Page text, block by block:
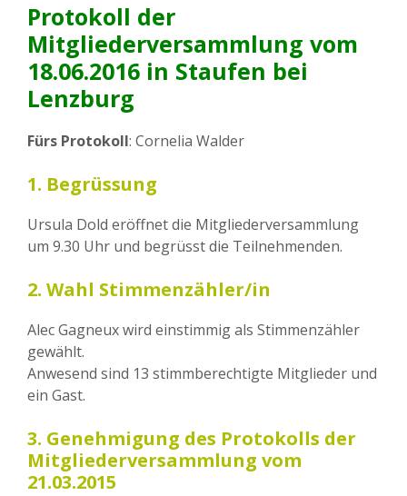
Protokoll der
Mitgliederversammlung vom
18.06.2016 in Staufen bei
Lenzburg
Fürs Protokoll: Cornelia Walder
1. Begrüssung
Ursula Dold eröffnet die Mitgliederversammlung
um 9.30 Uhr und begrüsst die Teilnehmenden.
2. Wahl Stimmenzähler/in
Alec Gagneux wird einstimmig als Stimmenzähler
gewählt.
Anwesend sind 13 stimmberechtigte Mitglieder und
ein Gast.
3. Genehmigung des Protokolls der
Mitgliederversammlung vom
21.03.2015